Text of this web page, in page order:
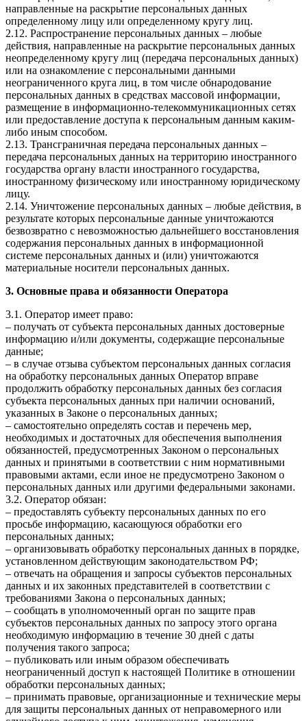
направленные на раскрытие персональных данных
определенному лицу или определенному кругу лиц.
2.12. Распространение персональных данных – любые
действия, направленные на раскрытие персональных данных
неопределенному кругу лиц (передача персональных данных)
или на ознакомление с персональными данными
неограниченного круга лиц, в том числе обнародование
персональных данных в средствах массовой информации,
размещение в информационно-телекоммуникационных сетях
или предоставление доступа к персональным данным каким-
либо иным способом.
2.13. Трансграничная передача персональных данных –
передача персональных данных на территорию иностранного
государства органу власти иностранного государства,
иностранному физическому или иностранному юридическому
лицу.
2.14. Уничтожение персональных данных – любые действия, в
результате которых персональные данные уничтожаются
безвозвратно с невозможностью дальнейшего восстановления
содержания персональных данных в информационной
системе персональных данных и (или) уничтожаются
материальные носители персональных данных.
3. Основные права и обязанности Оператора
3.1. Оператор имеет право:
– получать от субъекта персональных данных достоверные
информацию и/или документы, содержащие персональные
данные;
– в случае отзыва субъектом персональных данных согласия
на обработку персональных данных Оператор вправе
продолжить обработку персональных данных без согласия
субъекта персональных данных при наличии оснований,
указанных в Законе о персональных данных;
– самостоятельно определять состав и перечень мер,
необходимых и достаточных для обеспечения выполнения
обязанностей, предусмотренных Законом о персональных
данных и принятыми в соответствии с ним нормативными
правовыми актами, если иное не предусмотрено Законом о
персональных данных или другими федеральными законами.
3.2. Оператор обязан:
– предоставлять субъекту персональных данных по его
просьбе информацию, касающуюся обработки его
персональных данных;
– организовывать обработку персональных данных в порядке,
установленном действующим законодательством РФ;
– отвечать на обращения и запросы субъектов персональных
данных и их законных представителей в соответствии с
требованиями Закона о персональных данных;
– сообщать в уполномоченный орган по защите прав
субъектов персональных данных по запросу этого органа
необходимую информацию в течение 30 дней с даты
получения такого запроса;
– публиковать или иным образом обеспечивать
неограниченный доступ к настоящей Политике в отношении
обработки персональных данных;
– принимать правовые, организационные и технические меры
для защиты персональных данных от неправомерного или